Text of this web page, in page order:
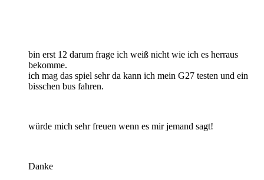
bin erst 12 darum frage ich weiß nicht wie ich es herraus
bekomme.
ich mag das spiel sehr da kann ich mein G27 testen und ein
bisschen bus fahren.
würde mich sehr freuen wenn es mir jemand sagt!
Danke